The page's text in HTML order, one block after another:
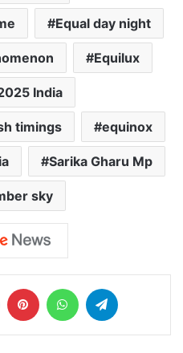
Equal day night
Equilux
India
timings equinox
Sarika Gharu Mp
sky
LinkedIn PinterestWhatsApp